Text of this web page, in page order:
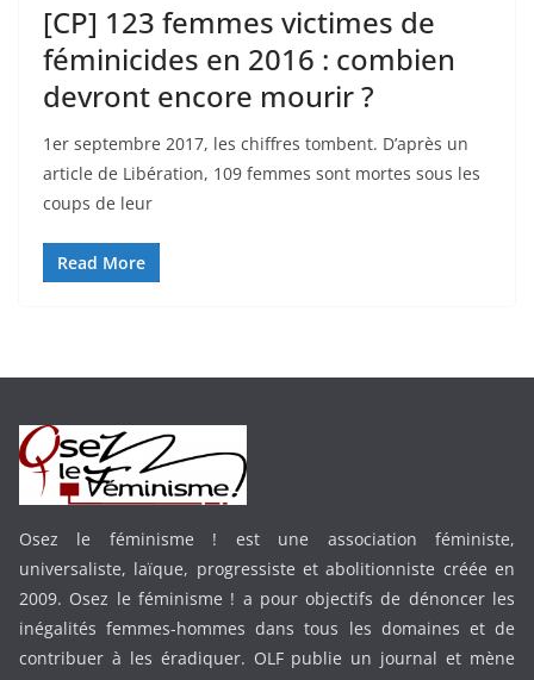
[CP] 123 femmes victimes de
féminicides en 2016 : combien
devront encore mourir ?
1er septembre 2017, les chiffres tombent. D’après un
article de Libération, 109 femmes sont mortes sous les
coups de leur
Read More
Osez le féminisme ! est une association féministe,
universaliste, laïque, progressiste et abolitionniste créée en
2009. Osez le féminisme ! a pour objectifs de dénoncer les
inégalités femmes-hommes dans tous les domaines et de
contribuer à les éradiquer. OLF publie un journal et mène